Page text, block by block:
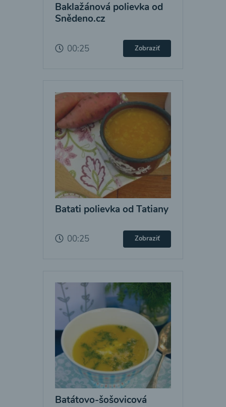
Baklažánová polievka od
Snědeno.cz
00:25 Zobraziť
Batati polievka od Tatiany
00:25 Zobraziť
Batátovo-šošovicová